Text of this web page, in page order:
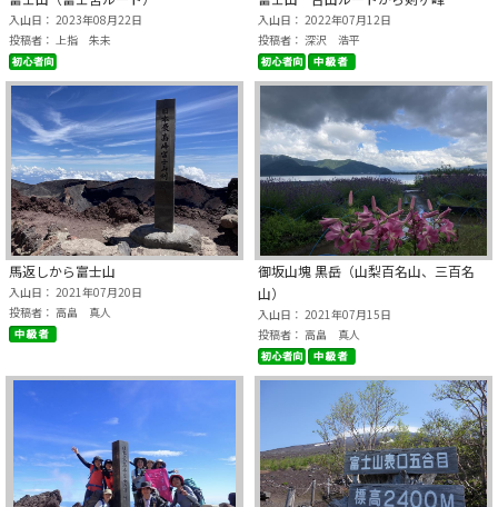
入山日： 2023年08月22日
投稿者： 上指 朱未
入山日： 2022年07月12日
投稿者： 深沢 浩平
馬返しから富士山
入山日： 2021年07月20日
投稿者： 高畠 真人
御坂山塊 黒岳（山梨百名山、三百名
山）
入山日： 2021年07月15日
投稿者： 高畠 真人